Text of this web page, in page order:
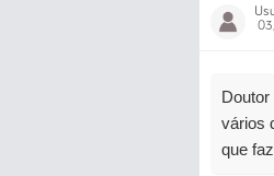
vários
que